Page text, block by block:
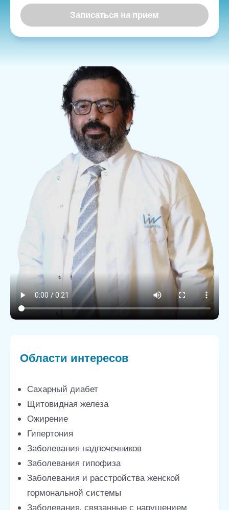
Записаться на прием
Области интересов
Сахарный диабет
Щитовидная железа
Ожирение
Гипертония
Заболевания надпочечников
Заболевания гипофиза
Заболевания и расстройства женской
гормональной системы